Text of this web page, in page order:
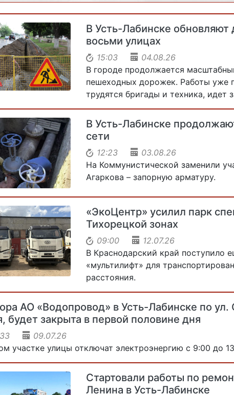
В Усть-Лабинске обновляют
восьми улицах
15:03
04.08.26
В городе продолжается
пешеходных дорожек. Работы уже
трудятся бригады и техника,
В Усть-Лабинске
сети
12:23
03.08.26
На Коммунистической заменили
Агаркова – запорную арматуру.
«ЭкоЦентр» усилил парк
Тихорецкой зонах
09:00
12.07.26
В Краснодарский край поступило
«мультилифт» для
расстояния.
АО «Водопровод» в Усть-Лабинске по ул.
будет закрыта в первой половине дня
09.07.26
участке улицы отключат электроэнергию с 9:00 до
Стартовали работы по
Ленина в Усть-Лабинске